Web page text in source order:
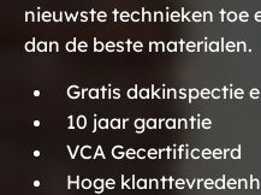
nieuwste technieken toe
dan de beste materialen.
Gratis dakinspectie
10 jaar garantie
VCA Gecertificeerd
Hoge